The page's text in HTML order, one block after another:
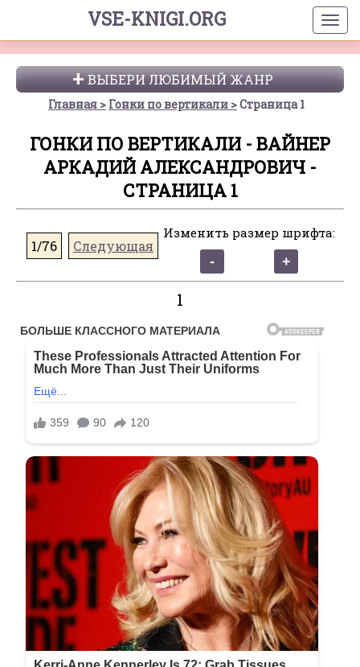
VSE-KNIGI.ORG
ВЫБЕРИ ЛЮБИМЫЙ ЖАНР
Главная Гонки по вертикали Страница 1
ГОНКИ ПО ВЕРТИКАЛИ - ВАЙНЕР
АРКАДИЙ АЛЕКСАНДРОВИЧ -
СТРАНИЦА 1
1/76 Следующая
Изменить размер шрифта:
1